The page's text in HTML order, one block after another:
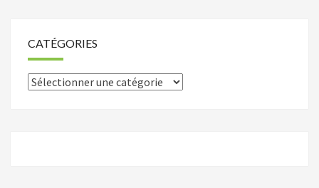
CATÉGORIES
Catégories